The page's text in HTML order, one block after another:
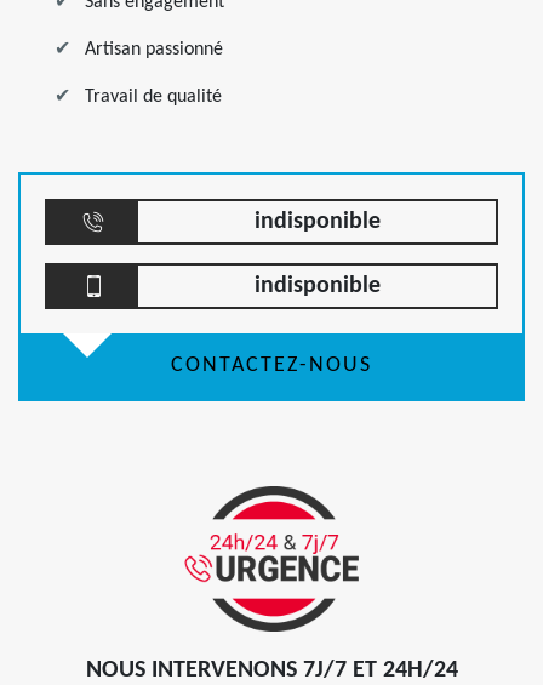
Artisan passionné
Travail de qualité
indisponible
indisponible
CONTACTEZ-NOUS
NOUS INTERVENONS 7J/7 ET 24H/24